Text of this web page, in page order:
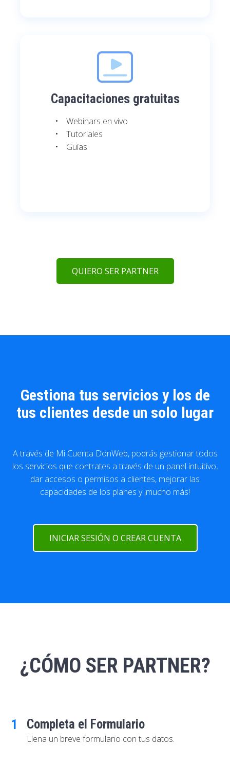
Capacitaciones gratuitas
Webinars en vivo
Tutoriales
Guías
QUIERO SER PARTNER
Gestiona tus servicios y los de
tus clientes desde un solo lugar
A través de Mi Cuenta DonWeb, podrás gestionar todos
los servicios que contrates a través de un panel intuitivo,
dar accesos o permisos a clientes, mejorar las
capacidades de los planes y ¡mucho más!
INICIAR SESIÓN O CREAR CUENTA
¿CÓMO SER PARTNER?
1 Completa el Formulario
Llena un breve formulario con tus datos.